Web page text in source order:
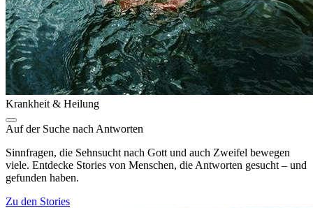
Krankheit & Heilung
Auf der Suche nach Antworten
Sinnfragen, die Sehnsucht nach Gott und auch Zweifel bewegen
viele. Entdecke Stories von Menschen, die Antworten gesucht – und
gefunden haben.
Zu den Stories